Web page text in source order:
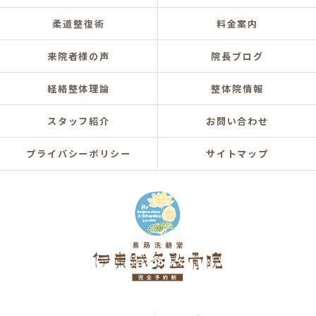
柔道整復術 料金案内
来院者様の声 院長ブログ
経絡整体理論 整体院情報
スタッフ紹介 お問い合わせ
プライバシーポリシー サイトマップ